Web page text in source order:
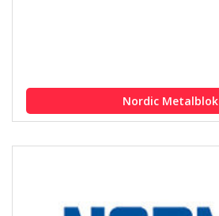
Nordic Metalblok